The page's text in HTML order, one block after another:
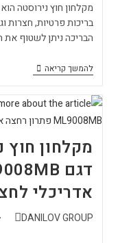
מקלחון חוץ נירוסטה
בריכות פרטיות, חצרות
הבריכה ניתן לשטוף את
להמשך קריאה
אדריכלי
DANILOV GROUP